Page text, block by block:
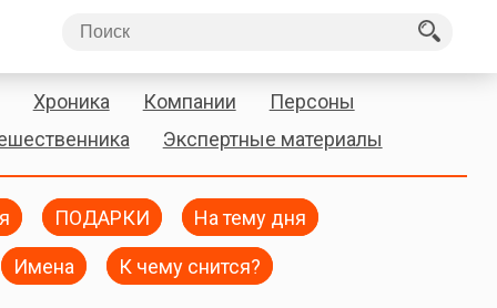
Хроника Компании
Персоны
Экспертные материалы
ПОДАРКИ На тему дня
Имена К чему снится?